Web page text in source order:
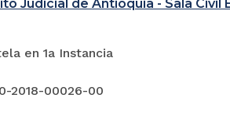
Judicial de Antioquia - Sala Civil
en 1a Instancia
2018-00026-00